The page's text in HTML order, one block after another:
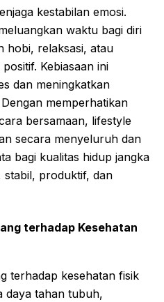
kestabilan emosi.
waktu bagi diri
hobi, relaksasi, atau
Kebiasaan ini
dan meningkatkan
memperhatikan
bersamaan, lifestyle
secara menyeluruh dan
bagi kualitas hidup jangka
stabil, produktif, dan
terhadap Kesehatan
terhadap kesehatan fisik
daya tahan tubuh,